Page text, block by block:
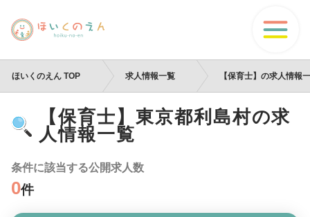
ほいくのえん TOP 求人情報一覧 【保育士】の求人情報
【保育士】東京都利島村の求
人情報一覧
条件に該当する公開求人数
0件